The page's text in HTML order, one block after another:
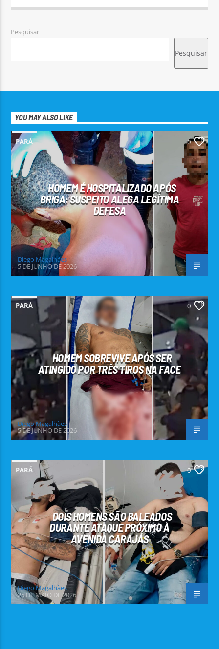
Pesquisar
Pesquisar
YOU MAY ALSO LIKE
PARÁ 0
HOMEM É HOSPITALIZADO APÓS
BRIGA; SUSPEITO ALEGA LEGÍTIMA
DEFESA
Diego Magalhães
5 DE JUNHO DE 2026
PARÁ 0
HOMEM SOBREVIVE APÓS SER
ATINGIDO POR TRÊS TIROS NA FACE
Diego Magalhães
5 DE JUNHO DE 2026
PARÁ 0
DOIS HOMENS SÃO BALEADOS
DURANTE ATAQUE PRÓXIMO À
AVENIDA CARAJÁS
Diego Magalhães
25 DE MAIO DE 2026